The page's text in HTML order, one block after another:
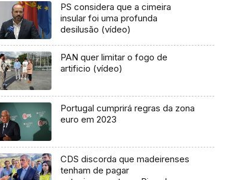
PS considera que a cimeira
insular foi uma profunda
desilusão (vídeo)
PAN quer limitar o fogo de
artificio (vídeo)
Portugal cumprirá regras da zona
euro em 2023
CDS discorda que madeirenses
tenham de pagar